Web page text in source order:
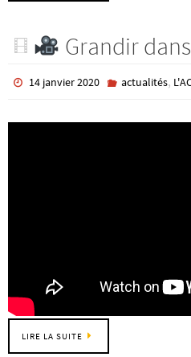
Grandir
14 janvier 2020 actualités,
LIRE LA SUITE